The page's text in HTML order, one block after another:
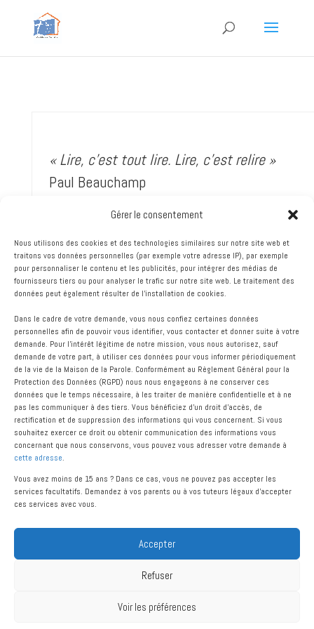
Gérer le consentement
Nous utilisons des cookies et des technologies similaires sur notre site web et
traitons vos données personnelles (par exemple votre adresse IP), par exemple
pour personnaliser le contenu et les publicités, pour intégrer des médias de
fournisseurs tiers ou pour analyser le trafic sur notre site web. Le traitement des
données peut également résulter de l'installation de cookies.
Dans le cadre de votre demande, vous nous confiez certaines données
personnelles afin de pouvoir vous identifier, vous contacter et donner suite à votre
demande. Pour l'intérêt légitime de notre mission, vous nous autorisez, sauf
demande de votre part, à utiliser ces données pour vous informer périodiquement
de la vie de la Maison de la Parole. Conformément au Règlement Général pour la
Protection des Données (RGPD) nous nous engageons à ne conserver ces
données que le temps nécessaire, à les traiter de manière confidentielle et à ne
pas les communiquer à des tiers. Vous bénéficiez d’un droit d’accès, de
rectification et de suppression des informations qui vous concernent. Si vous
souhaitez exercer ce droit ou obtenir communication des informations vous
concernant que nous conservons, vous pouvez vous adresser votre demande à
cette adresse.
Vous avez moins de 15 ans ? Dans ce cas, vous ne pouvez pas accepter les
services facultatifs. Demandez à vos parents ou à vos tuteurs légaux d'accepter
ces services avec vous.
Accepter
Refuser
Voir les préférences
« Lire, c’est tout lire. Lire, c’est relire »
Paul Beauchamp
Mentions légales